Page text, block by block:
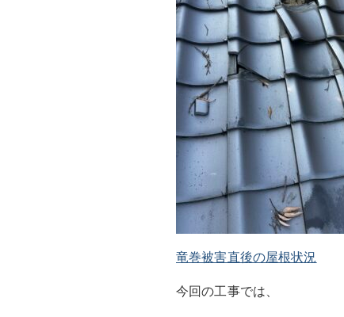
竜巻被害直後の屋根状況
今回の工事では、